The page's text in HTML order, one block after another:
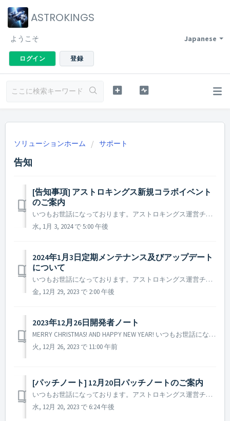
ASTROKINGS
Japanese
ようこそ
ログイン 登録
ソリューションホーム サポート
告知
[告知事項] アストロキングス新規コラボイベント
のご案内
いつもお世話になっております。アストロキングス運営チームです。 名作SFスターゲイトの他のシリーズが新規コラボとしてやってきます！ 「スターゲイトユニバース」の英雄たちがアストロキングスの銀河系にワープしてきます。 生き残りをかけた戦いでデスティニー遠征隊と共に勝利を掴もう！ ...
水, 1月 3, 2024 で 5:00 午後
2024年1月3日定期メンテナンス及びアップデート
について
いつもお世話になっております。アストロキングス運営チームです。 2024年1月3日に実施予定の定期メンテナンス及びアップデートについてご案内いたします。 ※ 本告知は事前告知であり、諸事情により一部内容が変更となる場合がございます。その際は改めてご案内させていただく予定です。 ...
金, 12月 29, 2023 で 2:00 午後
2023年12月26日開発者ノート
MERRY CHRISTMAS! AND HAPPY NEW YEAR! いつもお世話になっております。アストロキングス制作PDです。 本日は、開発者ノートを通して開発チームで準備を進めている2024年のアップデート計画について司令官の皆様にお伝えできればと存じます。 この内容の一部は既...
火, 12月 26, 2023 で 11:00 午前
[パッチノート] 12月20日パッチノートのご案内
いつもお世話になっております。アストロキングス運営チームです。 本日(2023年12月20日)実施されたパッチノートについてご案内いたします。 ▶ 2023年12月20日パッチノートのご案内 - 一部の言語において、ゲーム内の誤字脱字を修正しました。 ※ 参考事項 -...
水, 12月 20, 2023 で 6:24 午後